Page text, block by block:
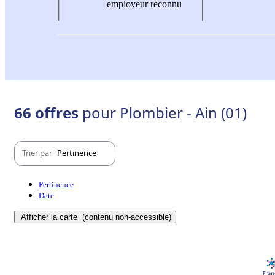
employeur reconnu
66 offres pour Plombier - Ain (01)
Trier par Pertinence
Pertinence
Date
Afficher la carte (contenu non-accessible)